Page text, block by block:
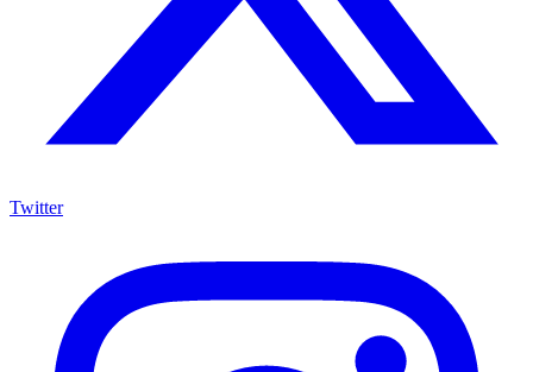
Twitter